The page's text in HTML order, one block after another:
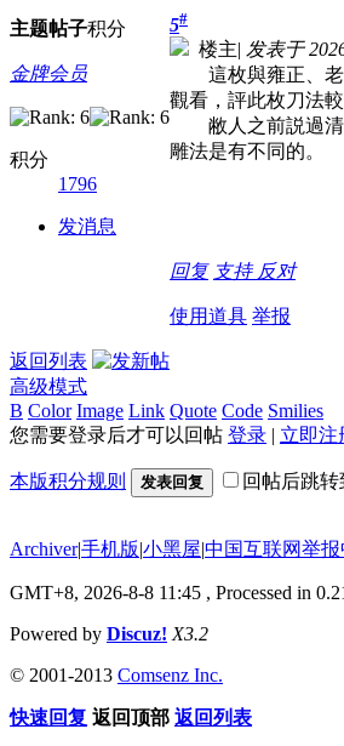
主题帖子积分
金牌会员
积分
1796
发消息
5#
楼主| 发表于
這枚與雍正、老
觀看，評此枚刀法較
敝人之前説過清
雕法是有不同的。
回复 支持 反对
使用道具 举报
返回列表
高级模式
B Color Image Link Quote Code Smilies
您需要登录后才可以回帖 登录 | 立即注
本版积分规则 发表回复 回帖后跳
Archiver|手机版|小黑屋|中国互联网举
GMT+8, 2026-8-8 11:45 , Processed in
Powered by Discuz! X3.2
© 2001-2013 Comsenz Inc.
快速回复 返回顶部 返回列表